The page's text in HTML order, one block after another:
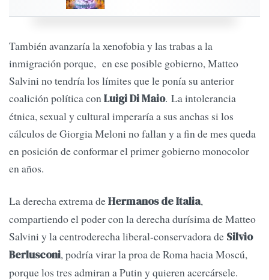
También avanzaría la xenofobia y las trabas a la
inmigración porque, en ese posible gobierno, Matteo
Salvini no tendría los límites que le ponía su anterior
coalición política conLuigi Di Maio. La intolerancia
étnica, sexual y cultural imperaría a sus anchas si los
cálculos de Giorgia Meloni no fallan y a fin de mes queda
en posición de conformar el primer gobierno monocolor
en años.
La derecha extrema deHermanos de Italia,
compartiendo el poder con la derecha durísima de Matteo
Salvini y la centroderecha liberal-conservadora de Silvio
Berlusconi, podría virar la proa de Roma hacia Moscú,
porque los tres admiran a Putin y quieren acercársele.